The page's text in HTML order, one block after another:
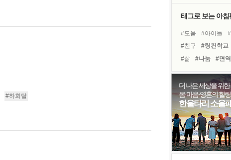
#하회탈
졸업식 사진
슬럼프
보고 싶은 어
못된 꼰대들
태그로 보는 아침
#도움 #아이들
#친구
#링컨학교
#삶
#나눔
#면
#희망
#리더
#선
#명상
#독서
#
#건강
#유튜브
#경험
#극복 #
더 나은 세상을 위한
몸·마음·영혼의 힐
한울타리 소울